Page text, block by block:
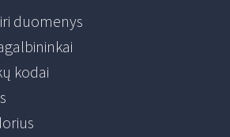
duomenys
kodai